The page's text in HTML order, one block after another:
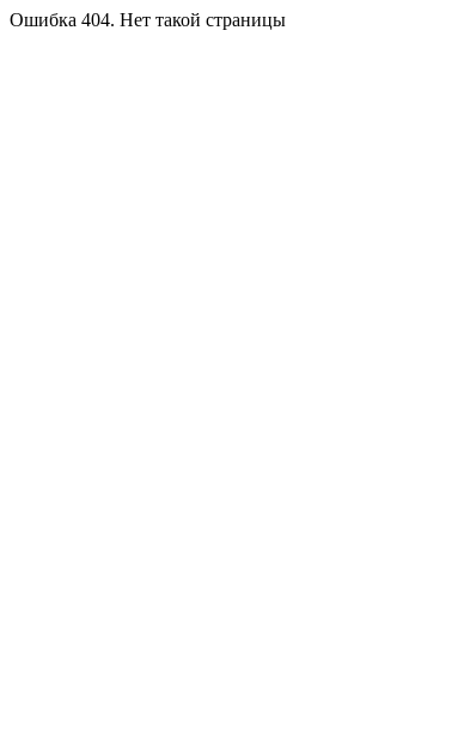
Ошибка 404. Нет такой страницы